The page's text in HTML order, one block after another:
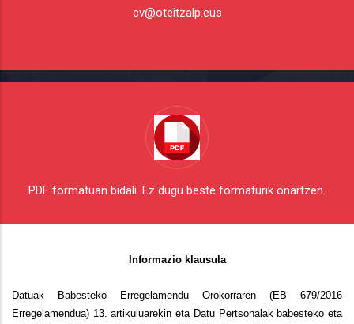
cv@oteitzalp.eus
PDF formatuan bidali. Ez dugu beste formaturik onartzen.
Informazio klausula
Datuak Babesteko Erregelamendu Orokorraren (EB 679/2016
Erregelamendua) 13. artikuluarekin eta Datu Pertsonalak babesteko eta